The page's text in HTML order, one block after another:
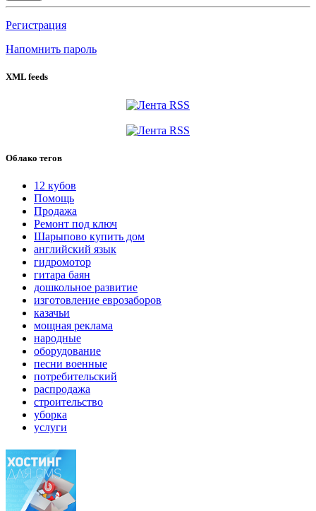
Регистрация
Напомнить пароль
XML feeds
Облако тегов
12 кубов
Помощь
Продажа
Ремонт под ключ
Шарыпово купить дом
английский язык
гидромотор
гитара баян
дошкольное развитие
изготовление еврозаборов
казачьи
мощная реклама
народные
оборудование
песни военные
потребительский
распродажа
строительство
уборка
услуги